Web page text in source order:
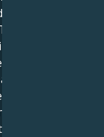
der Masse
wenig
geworden.
diesen
du selbst.
sei frei! Lass